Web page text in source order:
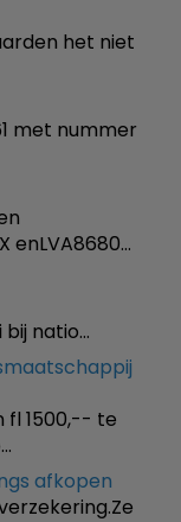
het niet
met nummer
enLVA8680…
natio…
fl 1500,-- te
afkopen